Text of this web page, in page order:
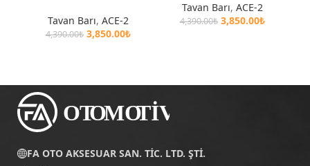
Tavan Barı, ACE-2
4,390.00₺ 3,850.00₺
Tavan Barı, ACE-2
4,390.00₺ 3,850.00₺
FA OTO AKSESUAR SAN. TİC. LTD. ŞTİ.